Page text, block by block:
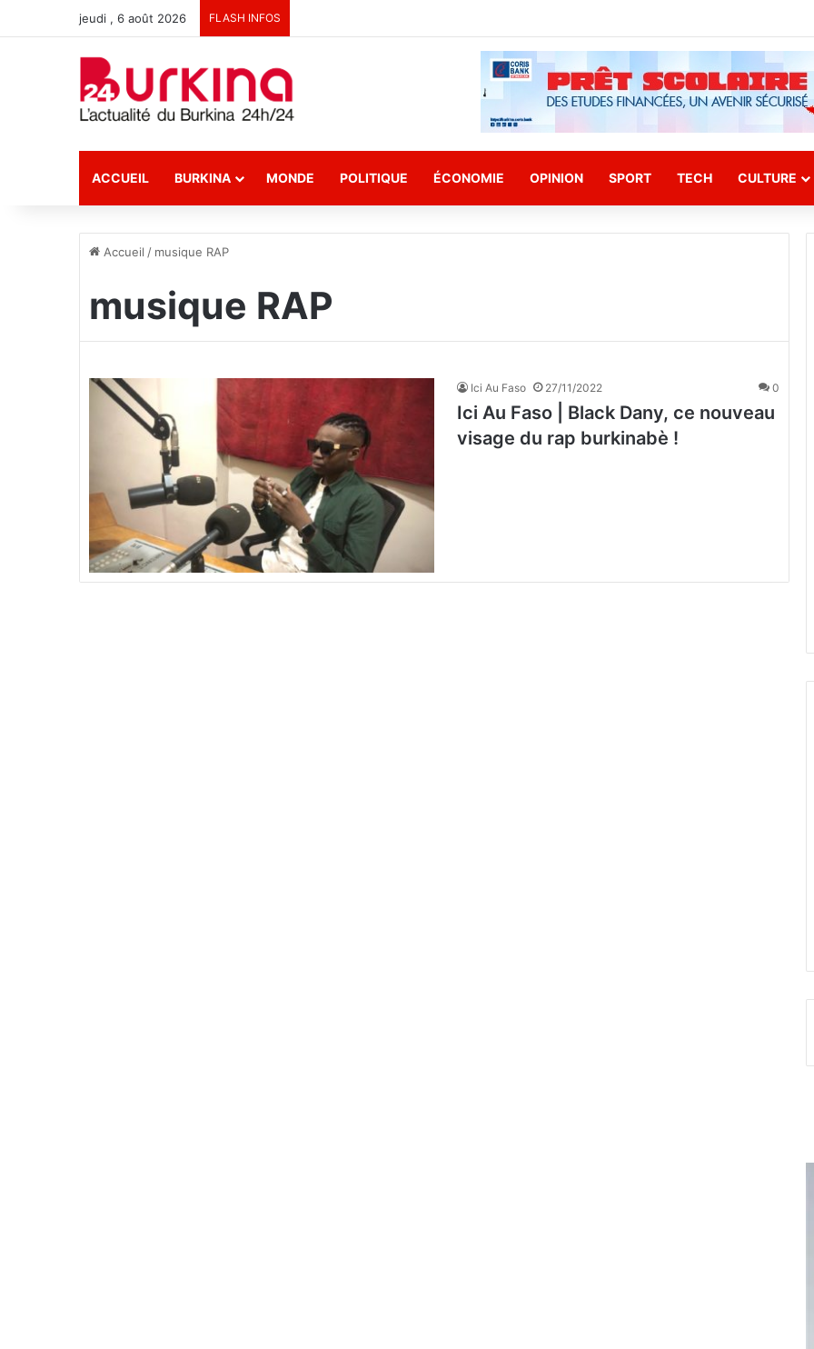
jeudi , 6 août 2026 FLASH INFOS
ACCUEIL BURKINA MONDE POLITIQUE ÉCONOMIE OPINION SPORT TECH CULTURE
Accueil / musique RAP
musique RAP
Ici Au Faso 27/11/2022 0
Ici Au Faso | Black Dany, ce nouveau
visage du rap burkinabè !